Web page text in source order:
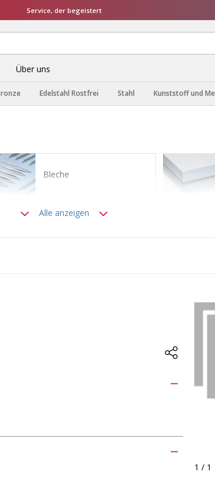
Service, der begeistert
Über uns
Edelstahl Rostfrei Stahl Kunststoff und
Bleche
Alle anzeigen
1 / 1